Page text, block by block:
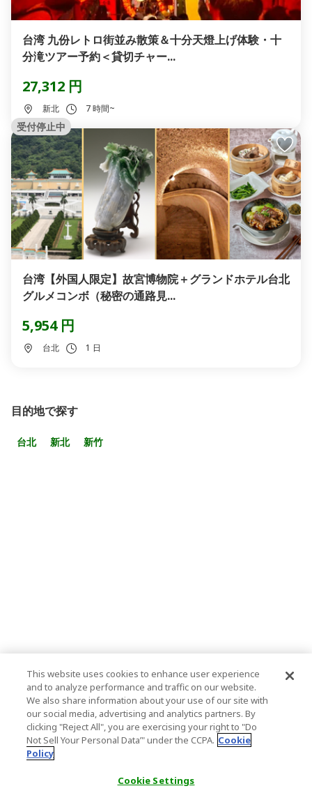
台湾 九份レトロ街並み散策＆十分天燈上げ体験・十
分滝ツアー予約＜貸切チャー...
27,312 円
新北 7 時間~
受付停止中
台湾【外国人限定】故宮博物院＋グランドホテル台北
グルメコンボ（秘密の通路見...
5,954 円
台北 1 日
目的地で探す
台北 新北 新竹
This website uses cookies to enhance user experience
and to analyze performance and traffic on our website.
We also share information about your use of our site with
our social media, advertising and analytics partners. By
clicking "Reject All", you are exercising your right to "Do
Not Sell Your Personal Data’" under the CCPA. Cookie
Policy
Cookie Settings